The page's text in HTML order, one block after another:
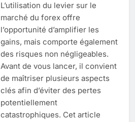
L’utilisation du levier sur le
marché du forex offre
l’opportunité d’amplifier les
gains, mais comporte également
des risques non négligeables.
Avant de vous lancer, il convient
de maîtriser plusieurs aspects
clés afin d’éviter des pertes
potentiellement
catastrophiques. Cet article